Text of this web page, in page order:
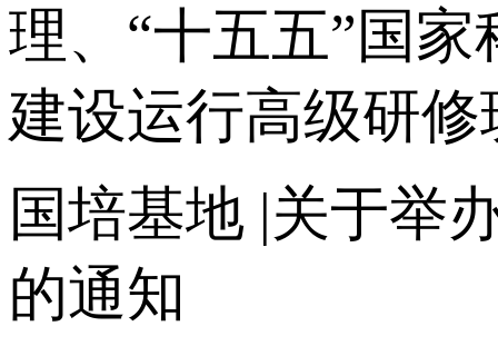
理、“十五五”国
建设运行高级研修
国培基地 |关于举
的通知